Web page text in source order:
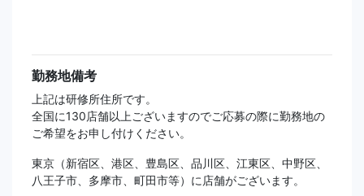
勤務地備考
上記は研修所住所です。
全国に130店舗以上ございますのでご応募の際に勤務地の
ご希望をお申し付けください。
東京（新宿区、港区、豊島区、品川区、江東区、中野区、
八王子市、多摩市、町田市等）に店舗がございます。